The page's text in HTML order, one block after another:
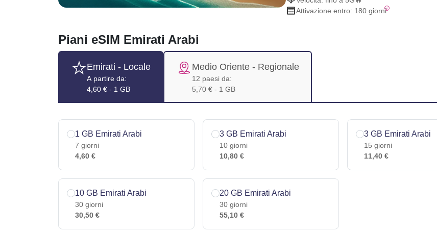
Attivazione entro: 180 giorni
Piani eSIM Emirati Arabi
Emirati - Locale
A partire da:
4,60 € - 1 GB
Medio Oriente- Regionale
12 paesi da:
5,70 € - 1 GB
1 GB Emirati Arabi
7 giorni
4,60 €
3 GB Emirati Arabi
10 giorni
10,80 €
3 GB Emirati Arabi
15 giorni
11,40 €
10 GB Emirati Arabi
30 giorni
30,50 €
20 GB Emirati Arabi
30 giorni
55,10 €